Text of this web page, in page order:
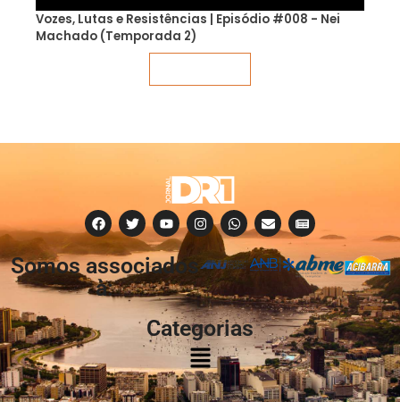
Vozes, Lutas e Resistências | Episódio #008 - Nei
Machado (Temporada 2)
Somos associados
à:
Categorias